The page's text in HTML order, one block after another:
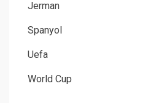
Jerman
Spanyol
Uefa
World Cup